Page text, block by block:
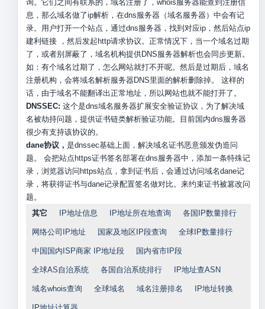
询。它们之间有联系的，域名注册了，whois服务器能查到注册信
息，那么域名做了ip解析，在dns服务器（域名服务器）中会有记
录。用户打开一个站点，通过dns服务器，找到对应ip，然后站点ip
建利链接 ，然后发起http请求协议。正常情况下，当一个域名过期
了，或者别屏蔽了，域名机构提供DNS服务器解析也会同步更新。
如：有个域名过期了，怎么网站就打不开呢。然后是过期后，域名
注册机构，会将域名解析服务器DNS里面的解析删除掉。 这样的
话，由于域名不能翻译出正常地址，所以网站也就不能打开了。
DNSSEC: 这个是dns域名服务器扩展安全验证协议，为了解决域
名被劫持问题，提供证书链类解析验证功能。目前国内dns服务器
很少有支持该协议的。
dane协议， 是dnssec基础上面，解决域名证书恶意颁发伪造问
题。 会把站点https证书签名部署在dns服务器中，添加一条特殊记
录，浏览器访问https站点，拿到证书后，会通过访问域名dane记
录，将获得证书与dane记录配置签名做对比。来约束证书被篡改问
题。
其它
IP地址信息 IP地址所在地查询 各国IP数量排行
网络公司IP地址 国家及地区IP段查询 全球IP数量排行
中国国内ISP商家 IP地址段 国内省市IP段
全球AS自治系统 各国自治系统排行 IP地址查ASN
域名whois查询 全球域名 域名注册排名 IP地址转换